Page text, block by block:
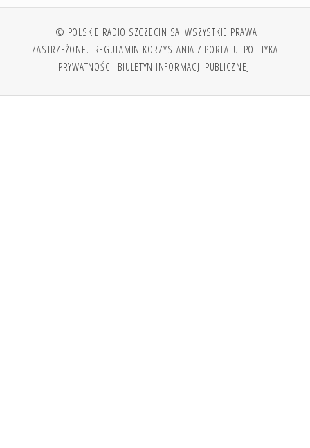
© POLSKIE RADIO SZCZECIN SA. WSZYSTKIE PRAWA
ZASTRZEŻONE. REGULAMIN KORZYSTANIA Z PORTALU POLITYKA
PRYWATNOŚCI BIULETYN INFORMACJI PUBLICZNEJ